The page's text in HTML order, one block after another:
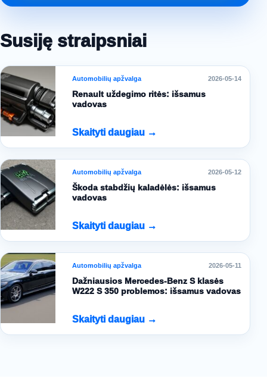
Susiję straipsniai
Automobilių apžvalga 2026-05-14
Renault uždegimo ritės: išsamus
vadovas
Skaityti daugiau →
Automobilių apžvalga 2026-05-12
Škoda stabdžių kaladėlės: išsamus
vadovas
Skaityti daugiau →
Automobilių apžvalga 2026-05-11
Dažniausios Mercedes-Benz S klasės
W222 S 350 problemos: išsamus vadovas
Skaityti daugiau →